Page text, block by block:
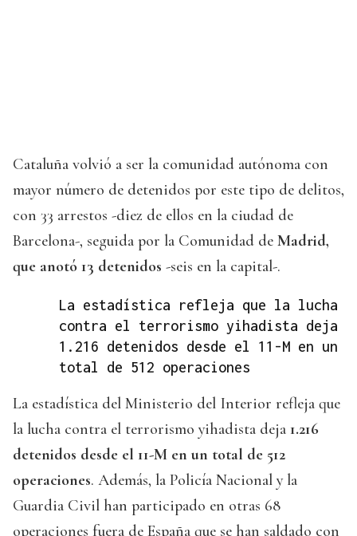
Cataluña volvió a ser la comunidad autónoma con
mayor número de detenidos por este tipo de delitos,
con 33 arrestos -diez de ellos en la ciudad de
Barcelona-, seguida por la Comunidad de Madrid,
que anotó 13 detenidos -seis en la capital-.
La estadística refleja que la lucha
contra el terrorismo yihadista deja
1.216 detenidos desde el 11-M en un
total de 512 operaciones
La estadística del Ministerio del Interior refleja que
la lucha contra el terrorismo yihadista deja 1.216
detenidos desde el 11-M en un total de 512
operaciones. Además, la Policía Nacional y la
Guardia Civil han participado en otras 68
operaciones fuera de España que se han saldado con